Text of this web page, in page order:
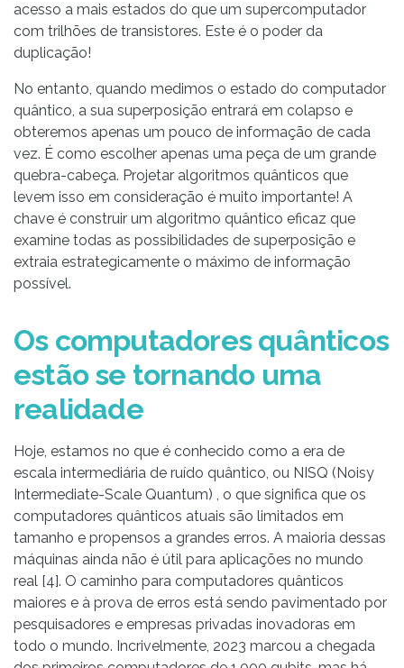
acesso a mais estados do que um supercomputador
com trilhões de transistores. Este é o poder da
duplicação!
No entanto, quando medimos o estado do computador
quântico, a sua superposição entrará em colapso e
obteremos apenas um pouco de informação de cada
vez. É como escolher apenas uma peça de um grande
quebra-cabeça. Projetar algoritmos quânticos que
levem isso em consideração é muito importante! A
chave é construir um algoritmo quântico eficaz que
examine todas as possibilidades de superposição e
extraia estrategicamente o máximo de informação
possível.
Os computadores quânticos
estão se tornando uma
realidade
Hoje, estamos no que é conhecido como a era de
escala intermediária de ruído quântico, ou NISQ (Noisy
Intermediate-Scale Quantum) , o que significa que os
computadores quânticos atuais são limitados em
tamanho e propensos a grandes erros. A maioria dessas
máquinas ainda não é útil para aplicações no mundo
real [4]. O caminho para computadores quânticos
maiores e à prova de erros está sendo pavimentado por
pesquisadores e empresas privadas inovadoras em
todo o mundo. Incrivelmente, 2023 marcou a chegada